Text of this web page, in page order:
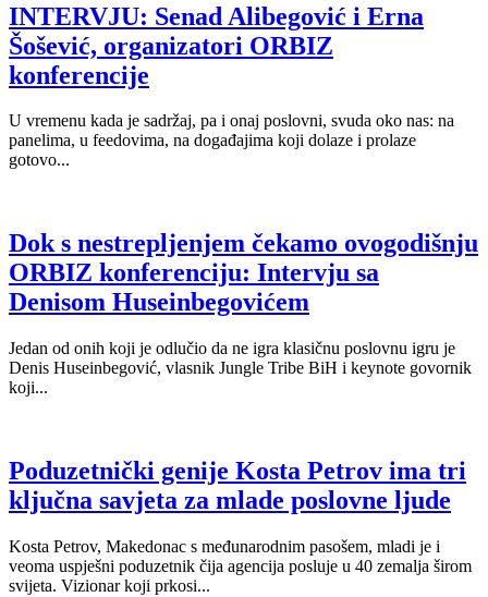
INTERVJU: Senad Alibegović i Erna
Šošević, organizatori ORBIZ
konferencije
U vremenu kada je sadržaj, pa i onaj poslovni, svuda oko nas: na
panelima, u feedovima, na događajima koji dolaze i prolaze
gotovo...
Dok s nestrepljenjem čekamo ovogodišnju
ORBIZ konferenciju: Intervju sa
Denisom Huseinbegovićem
Jedan od onih koji je odlučio da ne igra klasičnu poslovnu igru je
Denis Huseinbegović, vlasnik Jungle Tribe BiH i keynote govornik
koji...
Poduzetnički genije Kosta Petrov ima tri
ključna savjeta za mlade poslovne ljude
Kosta Petrov, Makedonac s međunarodnim pasošem, mladi je i
veoma uspješni poduzetnik čija agencija posluje u 40 zemalja širom
svijeta. Vizionar koji prkosi...